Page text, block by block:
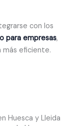
con los
para empresas,
eficiente.
Huesca y Lleida